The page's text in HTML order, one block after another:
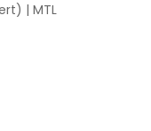
| MTL